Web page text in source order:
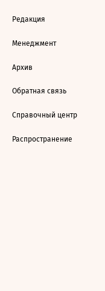
Редакция
Менеджмент
Архив
Обратная связь
Справочный центр
Распространение